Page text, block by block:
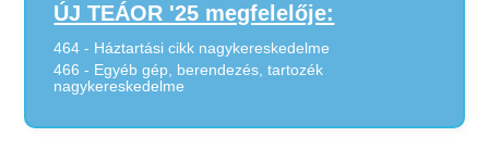
ÚJ TEÁOR '25 megfelelője:
464 - Háztartási cikk nagykereskedelme
466 - Egyéb gép, berendezés, tartozék
nagykereskedelme